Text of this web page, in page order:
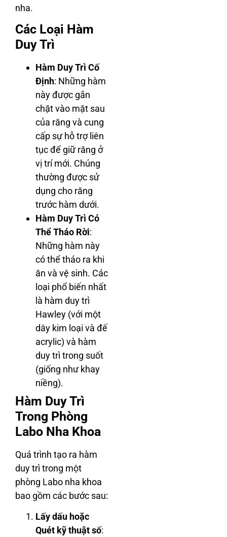
nha.
Các Loại Hàm
Duy Trì
Hàm Duy Trì Cố
Định: Những hàm
này được gắn
chặt vào mặt sau
của răng và cung
cấp sự hỗ trợ liên
tục để giữ răng ở
vị trí mới. Chúng
thường được sử
dụng cho răng
trước hàm dưới.
Hàm Duy Trì Có
Thể Tháo Rời:
Những hàm này
có thể tháo ra khi
ăn và vệ sinh. Các
loại phổ biến nhất
là hàm duy trì
Hawley (với một
dây kim loại và đế
acrylic) và hàm
duy trì trong suốt
(giống như khay
niềng).
Hàm Duy Trì
Trong Phòng
Labo Nha Khoa
Quá trình tạo ra hàm
duy trì trong một
phòng Labo nha khoa
bao gồm các bước sau:
Lấy dấu hoặc
Quét kỹ thuật số: